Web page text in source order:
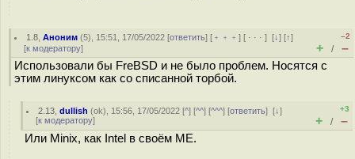
1.8 ,Аноним (5), 15:51, 17/05/2022 [ответить] [ ﹢﹢﹢] [ · · ·][↓] [↑]
[к модератору]
–2
+ / –
Использовали бы FreBSD и не было проблем. Носятся с
этим линуксом как со списанной торбой.
2.13 ,dullish (ok), 15:56, 17/05/2022 [^] [^^] [^^^] [ответить][↓]
[к модератору]
+3
+ / –
Или Minix, как Intel в своём ME.